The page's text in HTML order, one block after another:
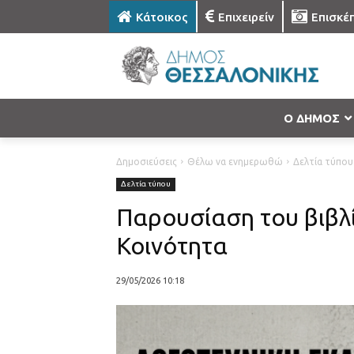
Κάτοικος Επιχειρείν
Ο ΔΗΜΟΣ
Δημοσιεύσεις Θέλω να ενημερωθώ Δελτία τύπου
Δελτία τύπου
Παρουσίαση του
Κοινότητα
29/05/2026 10:18